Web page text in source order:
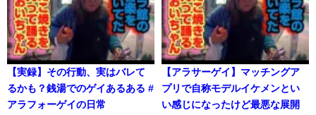
【実録】その行動、実はバレて
るかも？銭湯でのゲイあるある #
アラフォーゲイの日常
【アラサーゲイ】マッチングア
プリで自称モデルイケメンとい
い感じになったけど最悪な展開